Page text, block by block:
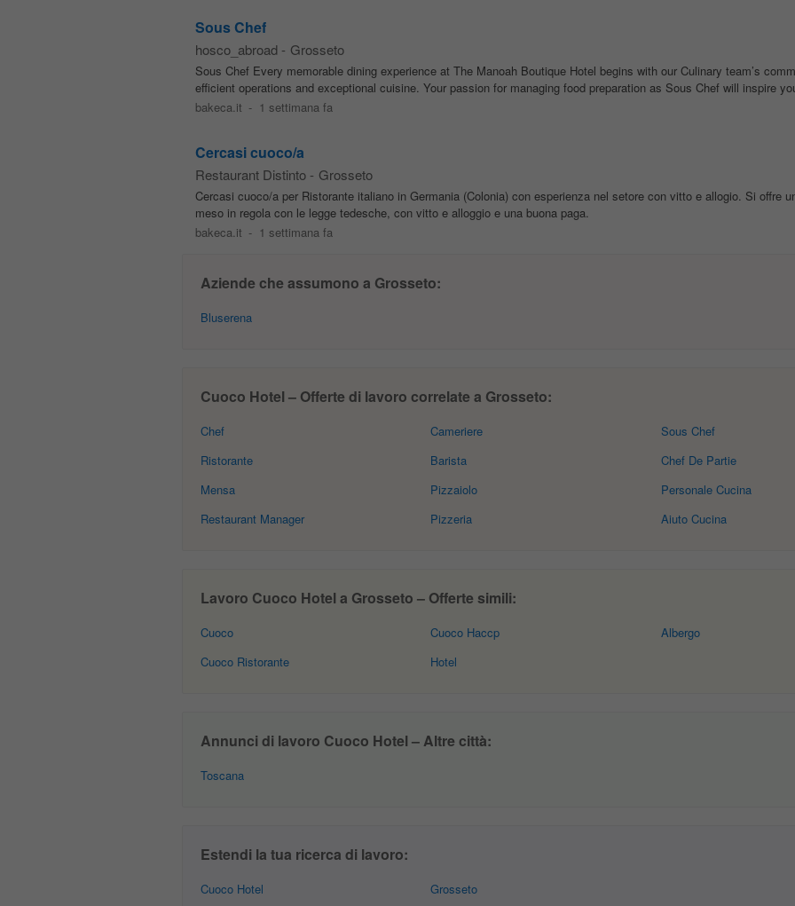
Sous Chef
hosco_abroad - Grosseto
Sous Chef Every memorable dining experience at The Manoah Boutique Hotel begins with our Culinary team’s
efficient operations and exceptional cuisine. Your passion for managing food preparation as Sous Chef will inspire
bakeca.it - 1 settimana fa
Cercasi cuoco/a
Restaurant Distinto - Grosseto
Cercasi cuoco/a per Ristorante italiano in Germania (Colonia) con esperienza nel setore con vitto e allogio. Si offre
meso in regola con le legge tedesche, con vitto e alloggio e una buona paga.
bakeca.it - 1 settimana fa
Aziende che assumono a Grosseto:
Bluserena
Cuoco Hotel – Offerte di lavoro correlate a Grosseto:
Chef
Ristorante
Mensa
Restaurant Manager
Cameriere
Barista
Pizzaiolo
Pizzeria
Sous Chef
Chef De Partie
Personale Cucina
Aiuto Cucina
Lavoro Cuoco Hotel a Grosseto – Offerte simili:
Cuoco
Cuoco Ristorante
Cuoco Haccp
Hotel
Albergo
Annunci di lavoro Cuoco Hotel – Altre città:
Toscana
Estendi la tua ricerca di lavoro:
Cuoco Hotel Grosseto